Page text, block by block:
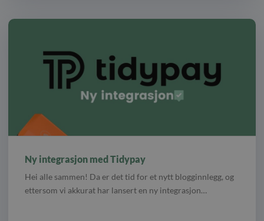
Ny integrasjon med Tidypay
Hei alle sammen! Da er det tid for et nytt blogginnlegg, og
ettersom vi akkurat har lansert en ny integrasjon…